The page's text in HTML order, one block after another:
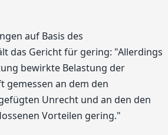
auf Basis des
das Gericht für gering: "Allerdings
bewirkte Belastung der
gemessen an dem den
Unrecht und an den den
Vorteilen gering."